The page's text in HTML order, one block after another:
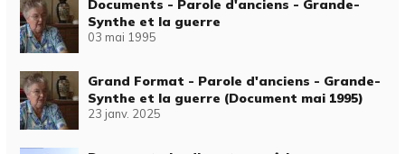
Documents - Parole d'anciens - Grande-
Synthe et la guerre
03 mai 1995
Grand Format - Parole d'anciens - Grande-
Synthe et la guerre (Document mai 1995)
23 janv. 2025